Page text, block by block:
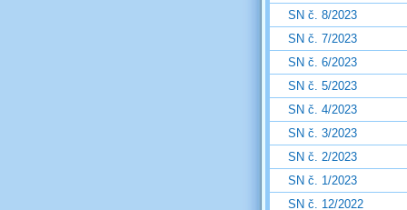
SN č. 8/2023
SN č. 7/2023
SN č. 6/2023
SN č. 5/2023
SN č. 4/2023
SN č. 3/2023
SN č. 2/2023
SN č. 1/2023
SN č. 12/2022